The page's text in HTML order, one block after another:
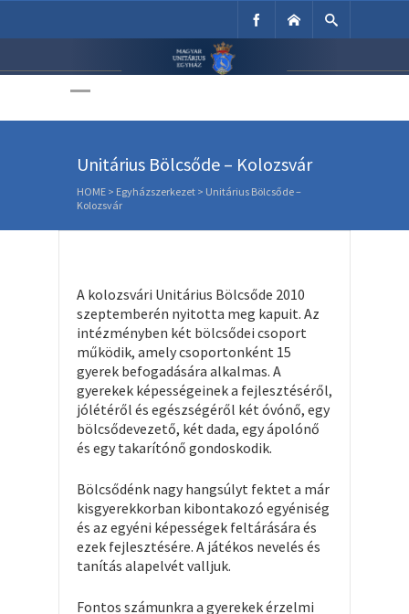
Unitárius Egyház
Unitárius Bölcsőde – Kolozsvár
HOME > Egyházszerkezet > Unitárius Bölcsőde –
Kolozsvár
A kolozsvári Unitárius Bölcsőde 2010
szeptemberén nyitotta meg kapuit. Az
intézményben két bölcsődei csoport
működik, amely csoportonként 15
gyerek befogadására alkalmas. A
gyerekek képességeinek a fejlesztéséről,
jólétéről és egészségéről két óvónő, egy
bölcsődevezető, két dada, egy ápolónő
és egy takarítónő gondoskodik.
Bölcsődénk nagy hangsúlyt fektet a már
kisgyerekkorban kibontakozó egyéniség
és az egyéni képességek feltárására és
ezek fejlesztésére. A játékos nevelés és
tanítás alapelvét valljuk.
Fontos számunkra a gyerekek érzelmi